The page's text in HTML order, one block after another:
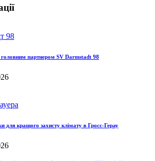
98
головним партнером SV Darmstadt 98
для кращого захисту клімату в Гросс-Герау